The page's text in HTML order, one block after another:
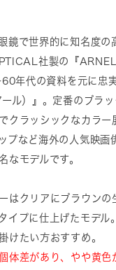
鏡で世界的に知名度の
社製の『
年代の資料を元に忠
ール）』。定番のブラ
クラッシックなカラー
プなど海外の人気映画
なモデルです。
はクリアにブラウンの
イプに仕上げたモデル
けたい方おすすめ。
体差があり、やや黄色